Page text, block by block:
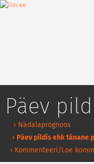
Päev
› Nädalaprognoos
› Päev pildis ehk tänane
› Kommenteeri/Loe